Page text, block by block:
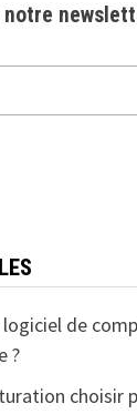
notre
de
?
choisir